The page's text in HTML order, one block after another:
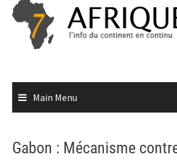
Skip
content
Main Menu
Gabon : Mécanisme